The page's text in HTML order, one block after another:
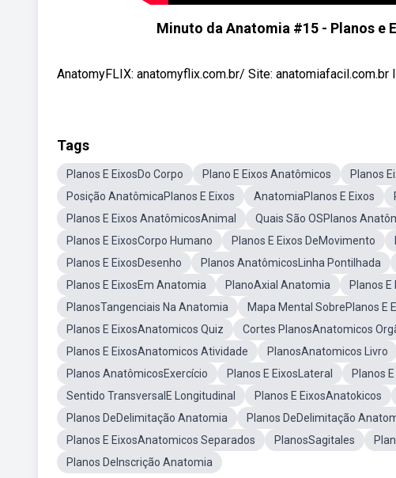
Minuto da Anatomia #15 - Planos e
AnatomyFLIX: anatomyflix.com.br/ Site:
Tags
Planos E EixosDo Corpo Plano E Eixos Anatômicos Planos
Posição AnatômicaPlanos E Eixos
AnatomiaPlanos E Eixos
Planos E Eixos AnatômicosAnimal
Quais São OSPlanos
Planos E EixosCorpo Humano
Planos E Eixos DeMovimento
Planos E EixosDesenho
Planos AnatômicosLinha Pontilhada
Planos E EixosEm Anatomia
PlanoAxial Anatomia Planos
PlanosTangenciais Na Anatomia
Mapa Mental SobrePlanos E
Planos E EixosAnatomicos Quiz
Cortes PlanosAnatomicos
Planos E EixosAnatomicos Atividade
PlanosAnatomicos Livro
Planos AnatômicosExercício
Planos E EixosLateral Planos
Sentido TransversalE Longitudinal
Planos E EixosAnatokicos
Planos DeDelimitação Anatomia
Planos DeDelimitação
Planos E EixosAnatomicos Separados
PlanosSagitales
Planos DeInscrição Anatomia